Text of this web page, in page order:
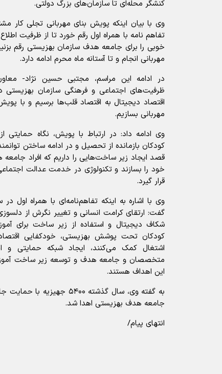
کنشگر محله‌ای تا سازمان‌های بزرگ دولتی.
وی با بیان اینکه پویش بنای مهربانی تجلی
تفاهم نامه با همراه اول رقم خورد تا از ظرفیت
خوبی را برای جامعه هدف سازمان بهزیستی رقم
مهربانی انجام و تا آستانه ماه محرم ادامه دارد.
در ادامه این مراسم، مجتبی حسین نژاد-
ظرفیت‌های اجتماعی و فرهنگی سازمان بهزیستی
اقتصاد دیجیتال به اقتصاد قلب‌ها برسیم و با
مهربانی بسازیم.
وی ادامه داد: در ارتباط با پویش، نگاه
کودکان بازمانده از تحصیل و در ادامه ساختن
قصد ایجاد زیر ساخت‌هایی را داریم که افراد
خود را بسازند و تکنولوژی در خدمت عدالت
قرار گیرد.
گفت: ارتقای کرامت انسانی و تغییر نگرش از
شکاف دیجیتال و استفاده از زیر ساخت برای
کودکان تحت پوشش بهزیستی، خودکفایی
اشتغال کمک می‌کنند، ایجاد شبکه حمایتی و
متخصصان و جامعه هدف و توسعه زیر ساخت
این اهداف هستند.
به گفته وی، سال گذشته ۵۴۰۰
جامعه هدف بهزیستی اهدا شد.
انتهای پیام/